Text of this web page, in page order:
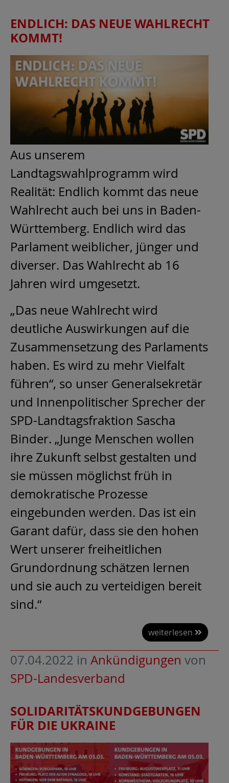
ENDLICH: DAS NEUE WAHLRECHT
KOMMT!
Aus unserem
Landtagswahlprogramm wird
Realität: Endlich kommt das neue
Wahlrecht auch bei uns in Baden-
Württemberg. Endlich wird das
Parlament weiblicher, jünger und
diverser. Das Wahlrecht ab 16
Jahren wird umgesetzt.
„Das neue Wahlrecht wird
deutliche Auswirkungen auf die
Zusammensetzung des Parlaments
haben. Es wird zu mehr Vielfalt
führen“, so unser Generalsekretär
und Innenpolitischer Sprecher der
SPD-Landtagsfraktion Sascha
Binder. „Junge Menschen wollen
ihre Zukunft selbst gestalten und
sie müssen möglichst früh in
demokratische Prozesse
eingebunden werden. Das ist ein
Garant dafür, dass sie den hohen
Wert unserer freiheitlichen
Grundordnung schätzen lernen
und sie auch zu verteidigen bereit
sind.“
weiterlesen
07.04.2022 in Ankündigungen von
SPD-Landesverband
SOLIDARITÄTSKUNDGEBUNGEN
FÜR DIE UKRAINE